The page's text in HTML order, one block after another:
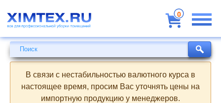
для
профессиональной
уборки
помещений
Поиск
В связи с нестабильностью валютного курса в
настоящее время, просим Вас уточнять цены на
импортную продукцию у менеджеров.
Поиск
0